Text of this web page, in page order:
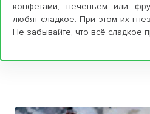
конфетами, печеньем или
любят сладкое. При этом их
Не забывайте, что всё сладкое